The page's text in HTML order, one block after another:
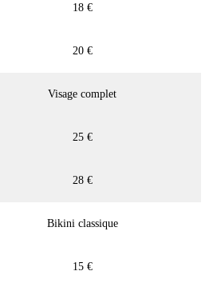
18 €
20 €
Visage complet
25 €
28 €
Bikini classique
15 €